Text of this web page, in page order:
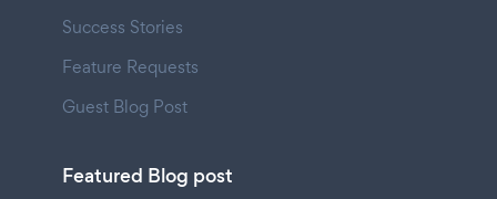
Success Stories
Feature Requests
Guest Blog Post
Featured Blog post